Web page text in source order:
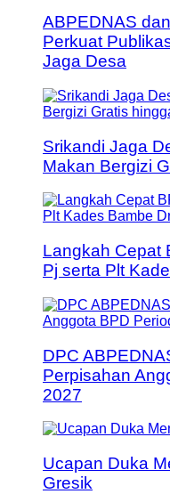
ABPEDNAS
Perkuat
Jaga Desa
Srikandi Jaga
Makan Bergizi
Langkah Cepat
Pj serta Plt
DPC
Perpisahan
2027
Ucapan Duka
Gresik